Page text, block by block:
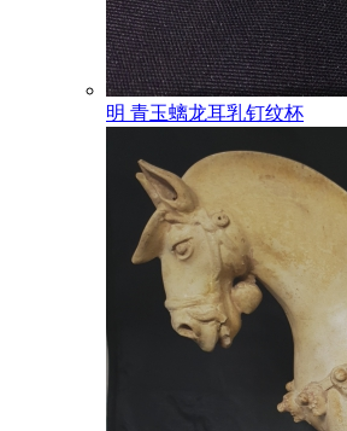
明 青玉螭龙耳乳钉纹杯